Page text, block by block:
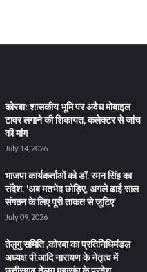
कोरबा: शासकीय भूमि पर अवैध मोबाइल
टावर लगाने की शिकायत, कलेक्टर से जांच
की मांग
July 14, 2026
भाजपा कार्यकर्ताओं को डॉ. रमन सिंह का
संदेश, 'अब मतभेद छोड़िए, अगले ढाई साल
संगठन के लिए पूरी ताकत से जुटिए'
July 09, 2026
तेलुगु समिति ,कोरबा का प्रतिनिधिमंडल
अध्यक्ष पी.आदि नारायण के नेतृत्व में